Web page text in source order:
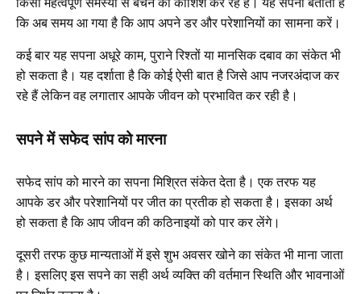
कि अब समय आ गया है कि आप अपने डर और परेशानियों का सामना करें।
कई बार यह सपना अधूरे काम, पुराने रिश्तों या मानसिक दबाव का संकेत भी
हो सकता है। यह दर्शाता है कि कोई ऐसी बात है जिसे आप नजरअंदाज कर
रहे हैं लेकिन वह लगातार आपके जीवन को प्रभावित कर रही है।
सपने में सफेद सांप को मारना
सफेद सांप को मारने का सपना मिश्रित संकेत देता है। एक तरफ यह
आपके डर और परेशानियों पर जीत का प्रतीक हो सकता है। इसका अर्थ
हो सकता है कि आप जीवन की कठिनाइयों को पार कर लेंगे।
दूसरी तरफ कुछ मान्यताओं में इसे शुभ अवसर खोने का संकेत भी माना जाता
है। इसलिए इस सपने का सही अर्थ व्यक्ति की वर्तमान स्थिति और भावनाओं